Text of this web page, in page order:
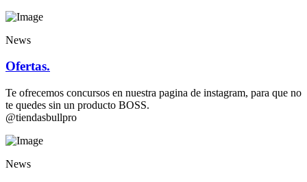
News
Ofertas.
Te ofrecemos concursos en nuestra pagina de instagram, para que no
te quedes sin un producto BOSS.
@tiendasbullpro
News